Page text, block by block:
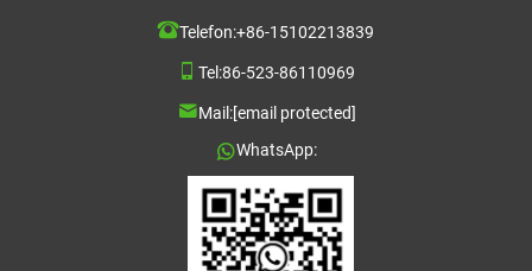
Telefon:+86-15102213839
Tel:86-523-86110969
Mail:[email protected]
WhatsApp: